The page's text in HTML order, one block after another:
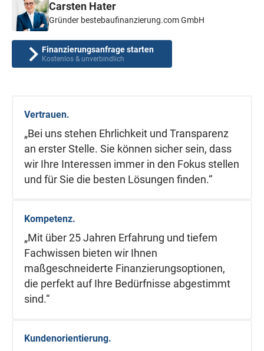
Carsten Hater
Gründer bestebaufinanzierung.com GmbH
Finanzierungsanfrage starten
Kostenlos & unverbindlich
Vertrauen.
„Bei uns stehen Ehrlichkeit und Transparenz
an erster Stelle. Sie können sicher sein, dass
wir Ihre Interessen immer in den Fokus stellen
und für Sie die besten Lösungen finden.“
Kompetenz.
„Mit über 25 Jahren Erfahrung und tiefem
Fachwissen bieten wir Ihnen
maßgeschneiderte Finanzierungsoptionen,
die perfekt auf Ihre Bedürfnisse abgestimmt
sind.“
Kundenorientierung.